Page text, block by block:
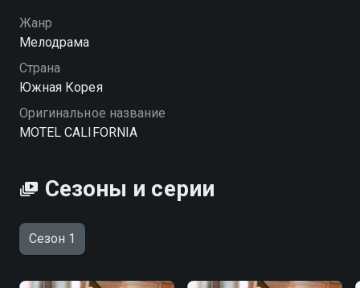
работает деревенским ветеринаром. Внезапно Ган-
хи решает вернуться в родное захолустье.
Посмотреть онлайн 1 сезон сериала МОТЕЛЬ
"КАЛИФОРНИЯ" вы можете совершенно бесплатно
в хорошем HD качестве на Смотрёшке
Жанр
Мелодрама
Страна
Южная Корея
Оригинальное название
MOTEL CALIFORNIA
Сезоны и серии
Сезон 1